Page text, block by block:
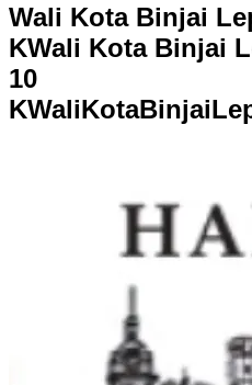
Wali Kota Binjai
KWali Kota Binjai
10
KWaliKotaBinjaiLe